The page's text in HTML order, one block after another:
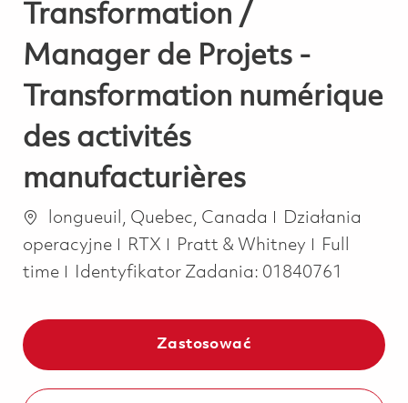
Transformation /
Manager de Projets -
Transformation numérique
des activités
manufacturières
Lokalizacja
longueuil, Quebec, Canada Kategoria
Działania
operacyjne
RTX Pratt & Whitney Job Type
Full
time
Identyfikator Zadania: 01840761
Zastosować